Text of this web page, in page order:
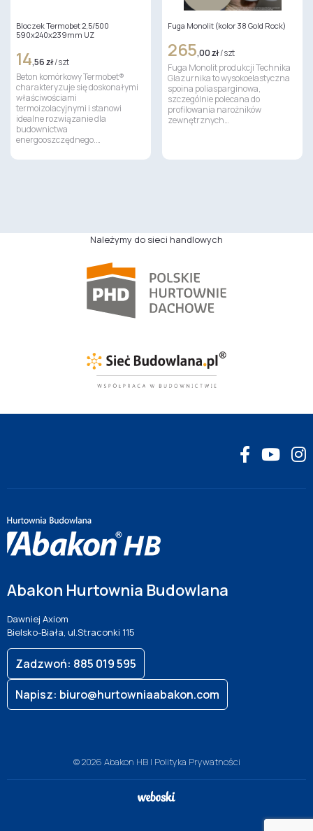
Bloczek Termobet 2,5/500
590x240x239mm UZ
14,56 zł/ szt
Beton komórkowy Termobet®
charakteryzuje się doskonałymi
właściwościami
termoizolacyjnymi i stanowi
idealne rozwiązanie dla
budownictwa
energooszczędnego.…
Fuga Monolit (kolor 38 Gold Rock)
265,00 zł/ szt
Fuga Monolit produkcji Technika
Glazurnika to wysokoelastyczna
spoina poliasparginowa,
szczególnie polecana do
profilowania narożników
zewnętrznych…
Należymy do sieci handlowych
Abakon Hurtownia Budowlana
Dawniej Axiom
Bielsko-Biała, ul.Straconki 115
Zadzwoń: 885 019 595
Napisz: biuro@hurtowniaabakon.com
© 2026 Abakon HB | Polityka Prywatności